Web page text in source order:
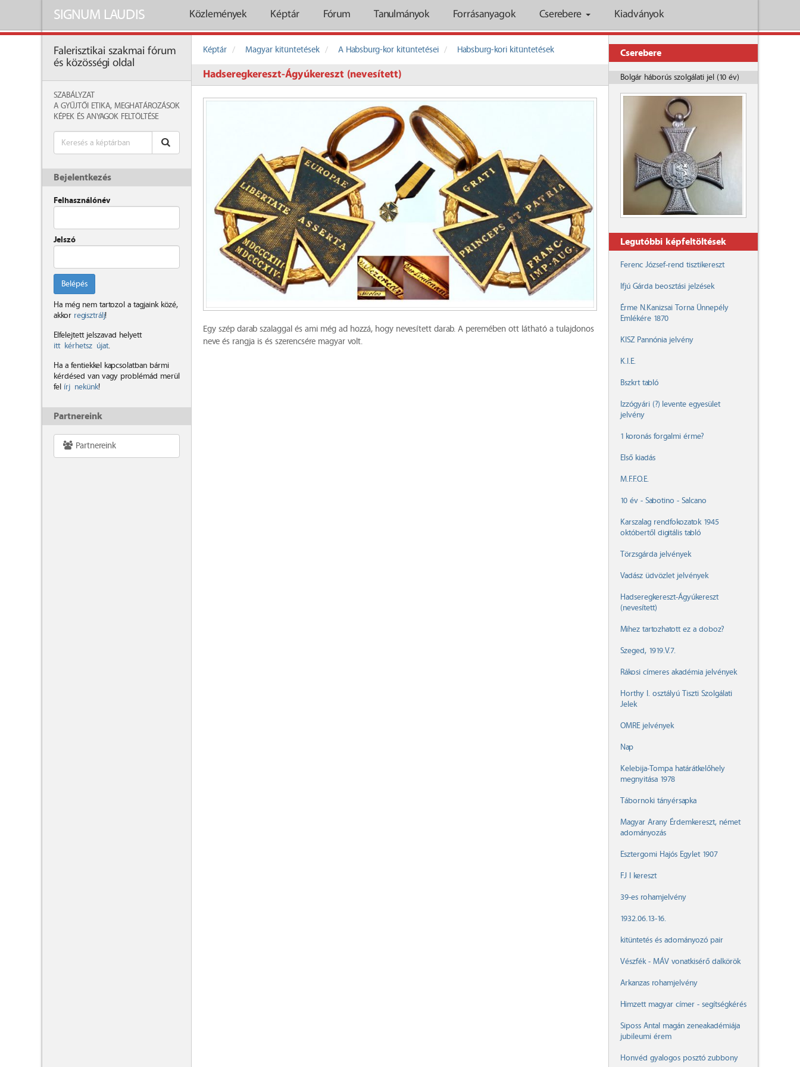
SIGNUM LAUDIS Közlemények Képtár Fórum Tanulmányok Forrásanyagok Cserebere Kiadványok
Falerisztikai szakmai fórum
és közösségi oldal
SZABÁLYZAT
A GYŰJTŐI ETIKA, MEGHATÁROZÁSOK
KÉPEK ÉS ANYAGOK FELTÖLTÉSE
Bejelentkezés
Felhasználónév
Jelszó
Belépés
Ha még nem tartozol a tagjaink közé,
akkor regisztrálj!
Elfelejtett jelszavad helyett
itt kérhetsz újat.
Ha a fentiekkel kapcsolatban bármi
kérdésed van vagy problémád merül
fel írj nekünk!
Partnereink
Partnereink
Képtár Magyar kitüntetések A Habsburg-kor kitüntetései Habsburg-kori kitüntetések
Hadseregkereszt-Ágyúkereszt (nevesített)
Egy szép darab szalaggal és ami még ad hozzá, hogy nevesített darab. A peremében ott látható a tulajdonos
neve és rangja is és szerencsére magyar volt.
Cserebere
Bolgár háborús szolgálati jel (10 év)
Legutóbbi képfeltöltések
Ferenc József-rend tisztikereszt
Ifjú Gárda beosztási jelzések
Érme N.Kanizsai Torna Ünnepély
Emlékére 1870
KISZ Pannónia jelvény
K.I.E.
Bszkrt tabló
Izzógyári (?) levente egyesület
jelvény
1 koronás forgalmi érme?
Első kiadás
M.F.F.O.E.
10 év - Sabotino - Salcano
Karszalag rendfokozatok 1945
októbertől digitális tabló
Törzsgárda jelvények
Vadász üdvözlet jelvények
Hadseregkereszt-Ágyúkereszt
(nevesített)
Mihez tartozhatott ez a doboz?
Szeged, 1919.V.7.
Rákosi címeres akadémia jelvények
Horthy I. osztályú Tiszti Szolgálati
Jelek
OMRE jelvények
Nap
Kelebija-Tompa határátkelőhely
megnyitása 1978
Tábornoki tányérsapka
Magyar Arany Érdemkereszt, német
adományozás
Esztergomi Hajós Egylet 1907
FJ I kereszt
39-es rohamjelvény
1932.06.13-16.
kitüntetés és adományozó pair
Vészfék - MÁV vonatkisérő dalkörök
Arkanzas rohamjelvény
Himzett magyar címer - segítségkérés
Siposs Antal magán zeneakadémiája
jubileumi érem
Honvéd gyalogos posztó zubbony